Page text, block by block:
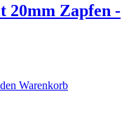
20mm Zapfen -
Warenkorb